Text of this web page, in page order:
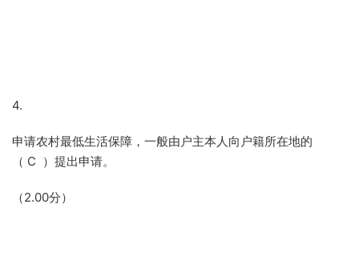
4.
申请农村最低生活保障，一般由户主本人向户籍所在地的
（ C ）提出申请。
（2.00分）